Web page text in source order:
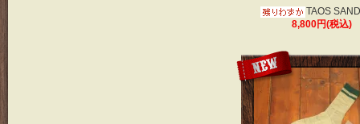
TAOS
8,800円(税込)